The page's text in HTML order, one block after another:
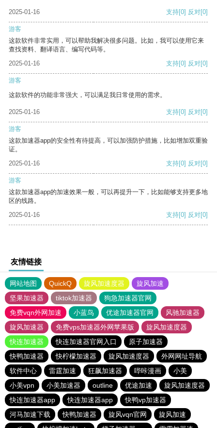
2025-01-16 支持[0] 反对[0]
游客
这款软件非常实用，可以帮助我解决很多问题。比如，我可以使用它来
查找资料、翻译语言、编写代码等。
2025-01-16
支持[0] 反对[0]
游客
这款软件的功能非常强大，可以满足我日常使用的需求。
2025-01-16 支持[0] 反对[0]
游客
这款加速器app的安全性有待提高，可以加强防护措施，比如增加双重验
证。
2025-01-16
支持[0] 反对[0]
游客
这款加速器app的加速效果一般，可以再提升一下，比如能够支持更多地
区的线路。
2025-01-16
支持[0] 反对[0]
友情链接
网站地图 QuickQ 旋风加速度器
旋风加速
坚果加速器
tiktok加速器
狗急加速器官网
免费vqn外网加速
小蓝鸟 优途加速器官网
风驰加速器
旋风加速器
免费vps加速器外网苹果版
旋风加速度器
快连加速器
快连加速器官网入口
原子加速器
快鸭加速器
快柠檬加速器 旋风加速度器
外网网址导航
软件中心
雷霆加速 狂飙加速器 哔咔漫画
小美
小美vpn
小美加速器 outline 优途加速
旋风加速度器
快连加速器app
快连加速器app
快鸭vp加速器
河马加速下载
快鸭加速器 旋风vqn官网
旋风加速